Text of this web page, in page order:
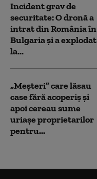
Incident grav de
securitate: O dronă a
intrat din România în
Bulgaria şi a explodat
la...
„Meșteri” care lăsau
case fără acoperiș și
apoi cereau sume
uriașe proprietarilor
pentru...